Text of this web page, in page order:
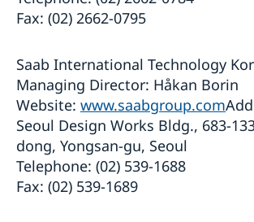
Fax: (02) 2662-0795
Saab International Technology
Managing Director: Håkan Borin
Website: www.saabgroup.com
Seoul Design Works Bldg., 683-
dong, Yongsan-gu, Seoul
Telephone: (02) 539-1688
Fax: (02) 539-1689